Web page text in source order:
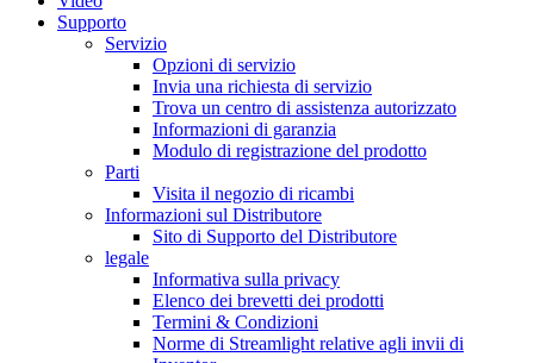
Supporto
Servizio
Opzioni di servizio
Invia una richiesta di servizio
Trova un centro di assistenza autorizzato
Informazioni di garanzia
Modulo di registrazione del prodotto
Parti
Visita il negozio di ricambi
Informazioni sul Distributore
Sito di Supporto del Distributore
legale
Informativa sulla privacy
Elenco dei brevetti dei prodotti
Termini & Condizioni
Norme di Streamlight relative agli invii di